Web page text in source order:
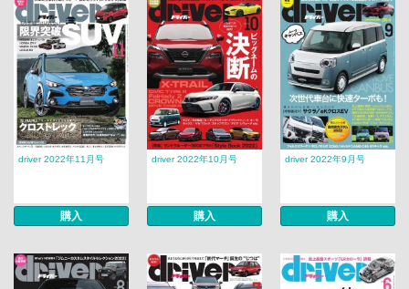
driver 2022年11月号
購入
driver 2022年10月号
購入
driver 2022年9月号
購入